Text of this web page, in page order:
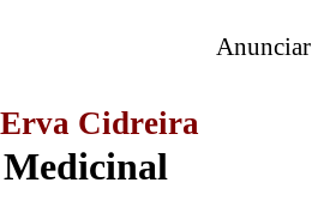
Erva Cidreira
Medicinal